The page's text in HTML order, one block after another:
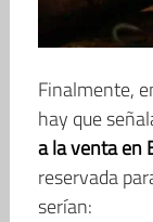
Finalmente,
hay que
a la venta en
reservada
serían: